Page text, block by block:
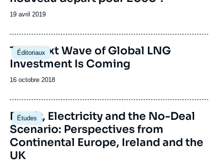
Date
publication
19 avril 2019
Éditoriaux
Image
principale
The Next Wave of Global LNG
Investment Is Coming
Date
publication
16 octobre 2018
Études
Image
principale
Brexit, Electricity and the No-Deal
Scenario: Perspectives from
Continental Europe, Ireland and the
UK